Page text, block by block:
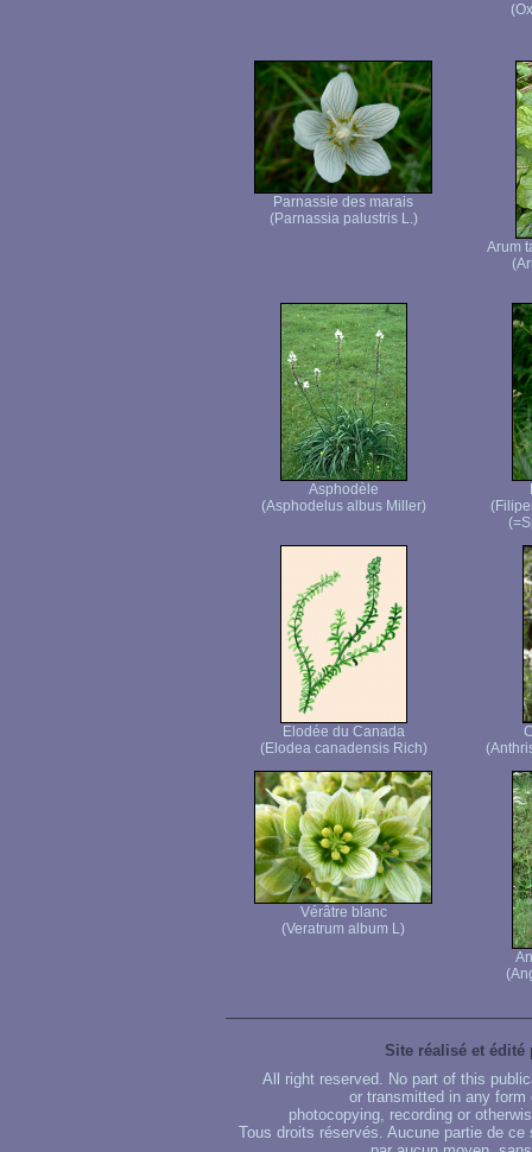
Parnassie des marais
(Parnassia palustris L.)
Arum
Asphodèle
(Asphodelus albus Miller)
Elodée du Canada
(Elodea canadensis Rich)
Vérâtre blanc
(Veratrum album L)
Site réalisé et édité
All right reserved. No part of this
or transmitted in any
photocopying, recording or
Tous droits réservés. Aucune partie de